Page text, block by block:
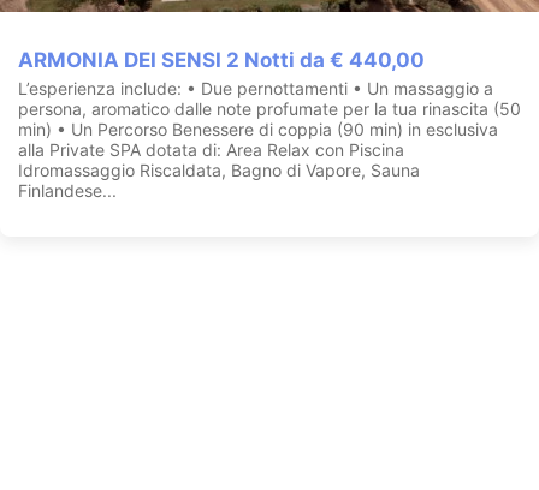
ARMONIA DEI SENSI 2 Notti da € 440,00
L’esperienza include: • Due pernottamenti • Un massaggio a
persona, aromatico dalle note profumate per la tua rinascita (50
min) • Un Percorso Benessere di coppia (90 min) in esclusiva
alla Private SPA dotata di: Area Relax con Piscina
Idromassaggio Riscaldata, Bagno di Vapore, Sauna
Finlandese...